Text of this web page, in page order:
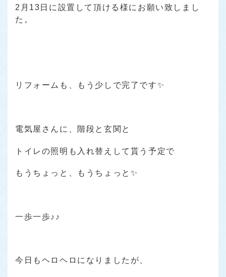
2月13日に設置して頂ける様にお願い致しまし
た。
リフォームも、もう少しで完了です✨
電気屋さんに、階段と玄関と
トイレの照明も入れ替えして貰う予定で
もうちょっと、もうちょっと✨
一歩一歩♪♪
今日もヘロヘロになりましたが、